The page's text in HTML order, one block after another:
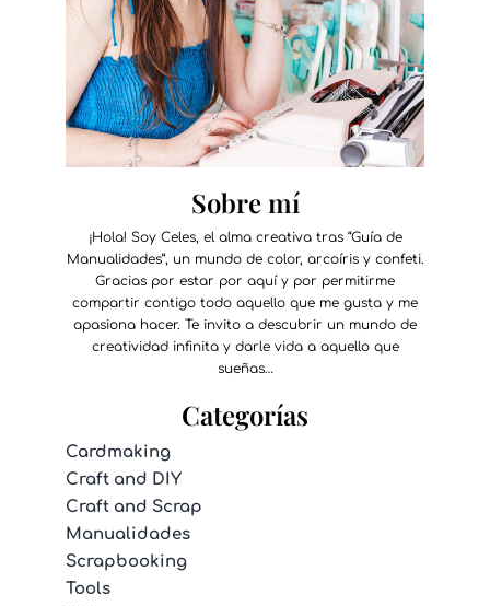
Sobre mí
¡Hola! Soy Celes, el alma creativa tras “Guía de
Manualidades”, un mundo de color, arcoíris y confeti.
Gracias por estar por aquí y por permitirme
compartir contigo todo aquello que me gusta y me
apasiona hacer. Te invito a descubrir un mundo de
creatividad infinita y darle vida a aquello que
sueñas…
Categorías
Cardmaking
Craft and DIY
Craft and Scrap
Manualidades
Scrapbooking
Tools